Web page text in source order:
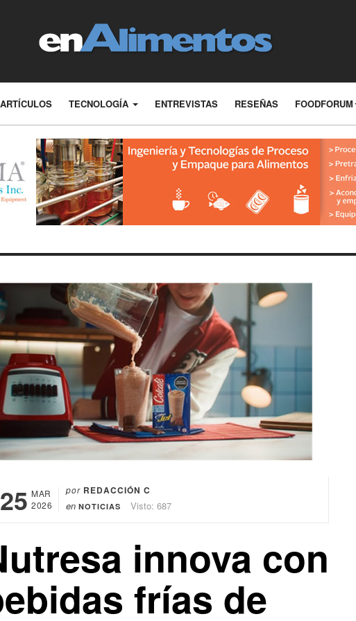
ARTÍCULOS TECNOLOGÍA ENTREVISTAS RESEÑAS FOODFORUM
25 MAR
2026
por REDACCIÓN C
en NOTICIAS Visto: 687
innova con
frías de